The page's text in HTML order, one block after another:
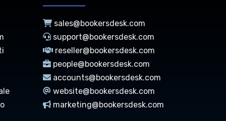
sales@bookersdesk.com
support@bookersdesk.com
reseller@bookersdesk.com
people@bookersdesk.com
accounts@bookersdesk.com
website@bookersdesk.com
marketing@bookersdesk.com